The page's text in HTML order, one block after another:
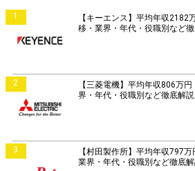
1
【キーエンス】平均年収2182
移・業界・年代・役職別など徹
2
【三菱電機】平均年収806万
界・年代・役職別など徹底解説
3
【村田製作所】平均年収797万
業界・年代・役職別など徹底解